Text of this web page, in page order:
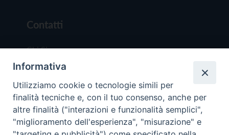
Contatti
Chi Siamo
Redazione
Scrivici
Informativa
Utilizziamo cookie o tecnologie simili per
finalità tecniche e, con il tuo consenso, anche per
altre finalità ("interazioni e funzionalità semplici",
"miglioramento dell'esperienza", "misurazione" e